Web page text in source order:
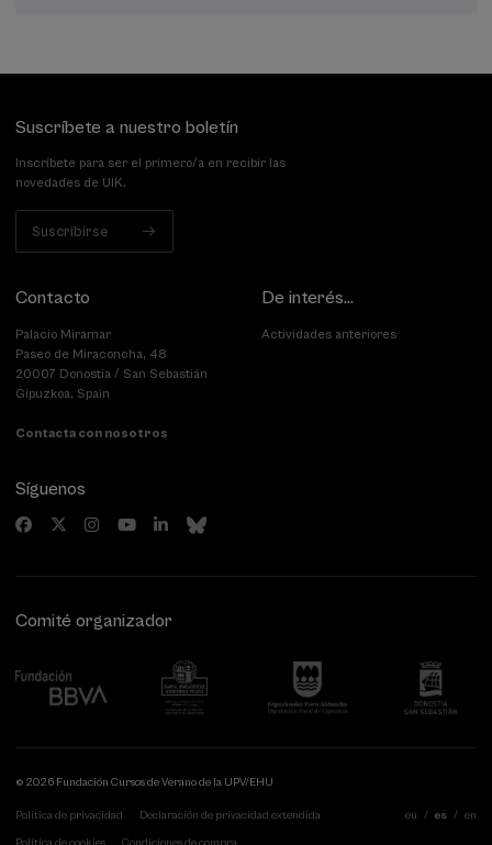
Suscríbete a nuestro boletín
Inscríbete para ser el primero/a en recibir las
novedades de UIK.
Suscribirse
Contacto
Palacio Miramar
Paseo de Miraconcha, 48
20007 Donostia / San Sebastián
Gipuzkoa, Spain
Contacta con nosotros
De interés...
Actividades anteriores
Síguenos
Comité organizador
© 2026 Fundación Cursos de Verano de la UPV/EHU
Política de privacidad Declaración de privacidad extendida eu es en